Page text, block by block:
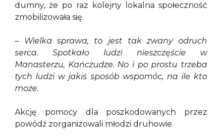
dumny, że po raz kolejny lokalna społeczność
zmobilizowała się.
– Wielka sprawa, to jest tak zwany odruch
serca. Spotkało ludzi nieszczęście w
Manasterzu, Kańczudze. No i po prostu trzeba
tych ludzi w jakiś sposób wspomóc, na ile kto
może.
Akcję pomocy dla poszkodowanych przez
powódź zorganizowali młodzi druhowie.